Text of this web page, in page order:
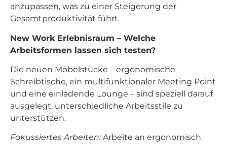
anzupassen, was zu einer Steigerung der
Gesamtproduktivität führt.
New Work Erlebnisraum – Welche
Arbeitsformen lassen sich testen?
Die neuen Möbelstücke – ergonomische
Schreibtische, ein multifunktionaler Meeting Point
und eine einladende Lounge – sind speziell darauf
ausgelegt, unterschiedliche Arbeitsstile zu
unterstützen.
Fokussiertes Arbeiten:Arbeite an ergonomisch